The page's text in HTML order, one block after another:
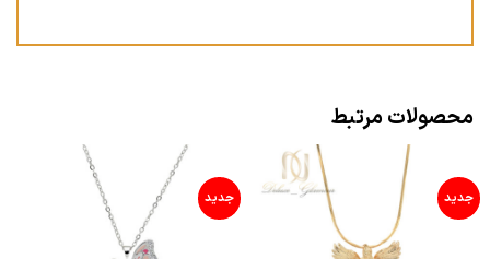
محصولات مرتبط
جدید جدید